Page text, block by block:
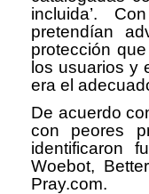
incluida’.
pretendían
protección
los usuarios y
era el
De acuerdo
con peores
identificaron
Woebot,
Pray.com.